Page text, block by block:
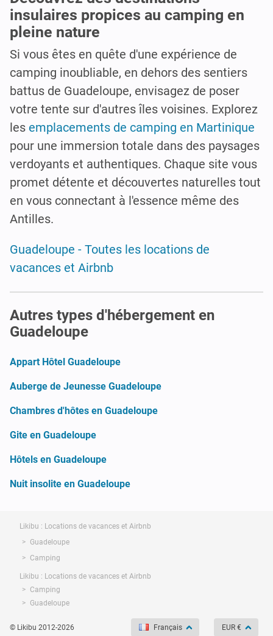
insulaires propices au camping en
pleine nature
Si vous êtes en quête d'une expérience de
camping inoubliable, en dehors des sentiers
battus de Guadeloupe, envisagez de poser
votre tente sur d'autres îles voisines. Explorez
les emplacements de camping en Martinique
pour une immersion totale dans des paysages
verdoyants et authentiques. Chaque site vous
promet détente et découvertes naturelles tout
en vous connectant à l'essence même des
Antilles.
Guadeloupe - Toutes les locations de
vacances et Airbnb
Autres types d'hébergement en
Guadeloupe
Appart Hôtel Guadeloupe
Auberge de Jeunesse Guadeloupe
Chambres d'hôtes en Guadeloupe
Gite en Guadeloupe
Hôtels en Guadeloupe
Nuit insolite en Guadeloupe
Likibu : Locations de vacances et Airbnb
Guadeloupe
Camping
Likibu : Locations de vacances et Airbnb
Camping
Guadeloupe
© Likibu 2012-2026 Français EUR €